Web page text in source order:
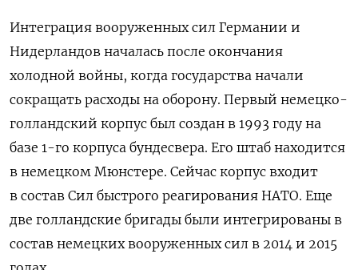
Интеграция вооруженных сил Германии и
Нидерландов началась после окончания
холодной войны, когда государства начали
сокращать расходы на оборону. Первый немецко-
голландский корпус был создан в 1993 году на
базе 1-го корпуса бундесвера. Его штаб находится
в немецком Мюнстере. Сейчас корпус входит
в состав Сил быстрого реагирования НАТО. Еще
две голландские бригады были интегрированы в
состав немецких вооруженных сил в 2014 и 2015